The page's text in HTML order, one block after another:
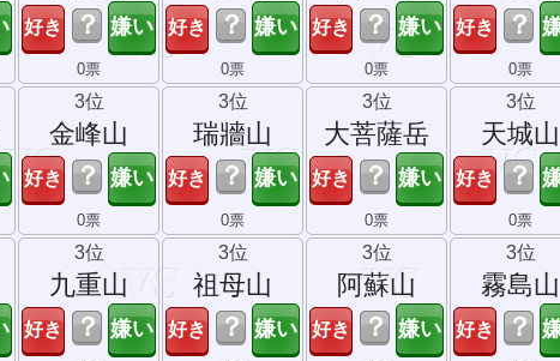
？
0票
？
0票
？
0票
？
0票
3位
金峰山
？
0票
3位
瑞牆山
？
0票
3位
大菩薩岳
？
0票
3位
天城山
？
0票
3位
九重山
？
3位
祖母山
？
3位
阿蘇山
？
3位
霧島山
？